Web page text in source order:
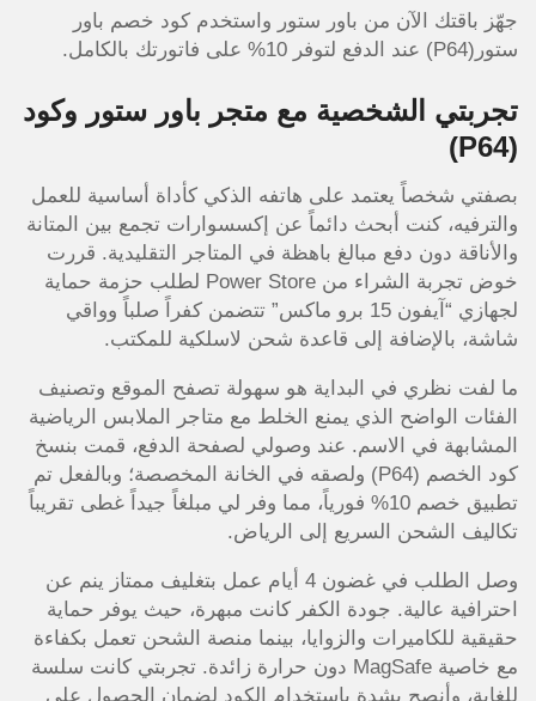
جهّز باقتك الآن من باور ستور واستخدم كود خصم باور
ستور(P64) عند الدفع لتوفر 10% على فاتورتك بالكامل.
تجربتي الشخصية مع متجر باور ستور وكود
(P64)
بصفتي شخصاً يعتمد على هاتفه الذكي كأداة أساسية للعمل
والترفيه، كنت أبحث دائماً عن إكسسوارات تجمع بين المتانة
والأناقة دون دفع مبالغ باهظة في المتاجر التقليدية. قررت
خوض تجربة الشراء من Power Store لطلب حزمة حماية
لجهازي “آيفون 15 برو ماكس” تتضمن كفراً صلباً وواقي
شاشة، بالإضافة إلى قاعدة شحن لاسلكية للمكتب.
ما لفت نظري في البداية هو سهولة تصفح الموقع وتصنيف
الفئات الواضح الذي يمنع الخلط مع متاجر الملابس الرياضية
المشابهة في الاسم. عند وصولي لصفحة الدفع، قمت بنسخ
كود الخصم (P64) ولصقه في الخانة المخصصة؛ وبالفعل تم
تطبيق خصم 10% فورياً، مما وفر لي مبلغاً جيداً غطى تقريباً
تكاليف الشحن السريع إلى الرياض.
وصل الطلب في غضون 4 أيام عمل بتغليف ممتاز ينم عن
احترافية عالية. جودة الكفر كانت مبهرة، حيث يوفر حماية
حقيقية للكاميرات والزوايا، بينما منصة الشحن تعمل بكفاءة
مع خاصية MagSafe دون حرارة زائدة. تجربتي كانت سلسة
للغاية، وأنصح بشدة باستخدام الكود لضمان الحصول على